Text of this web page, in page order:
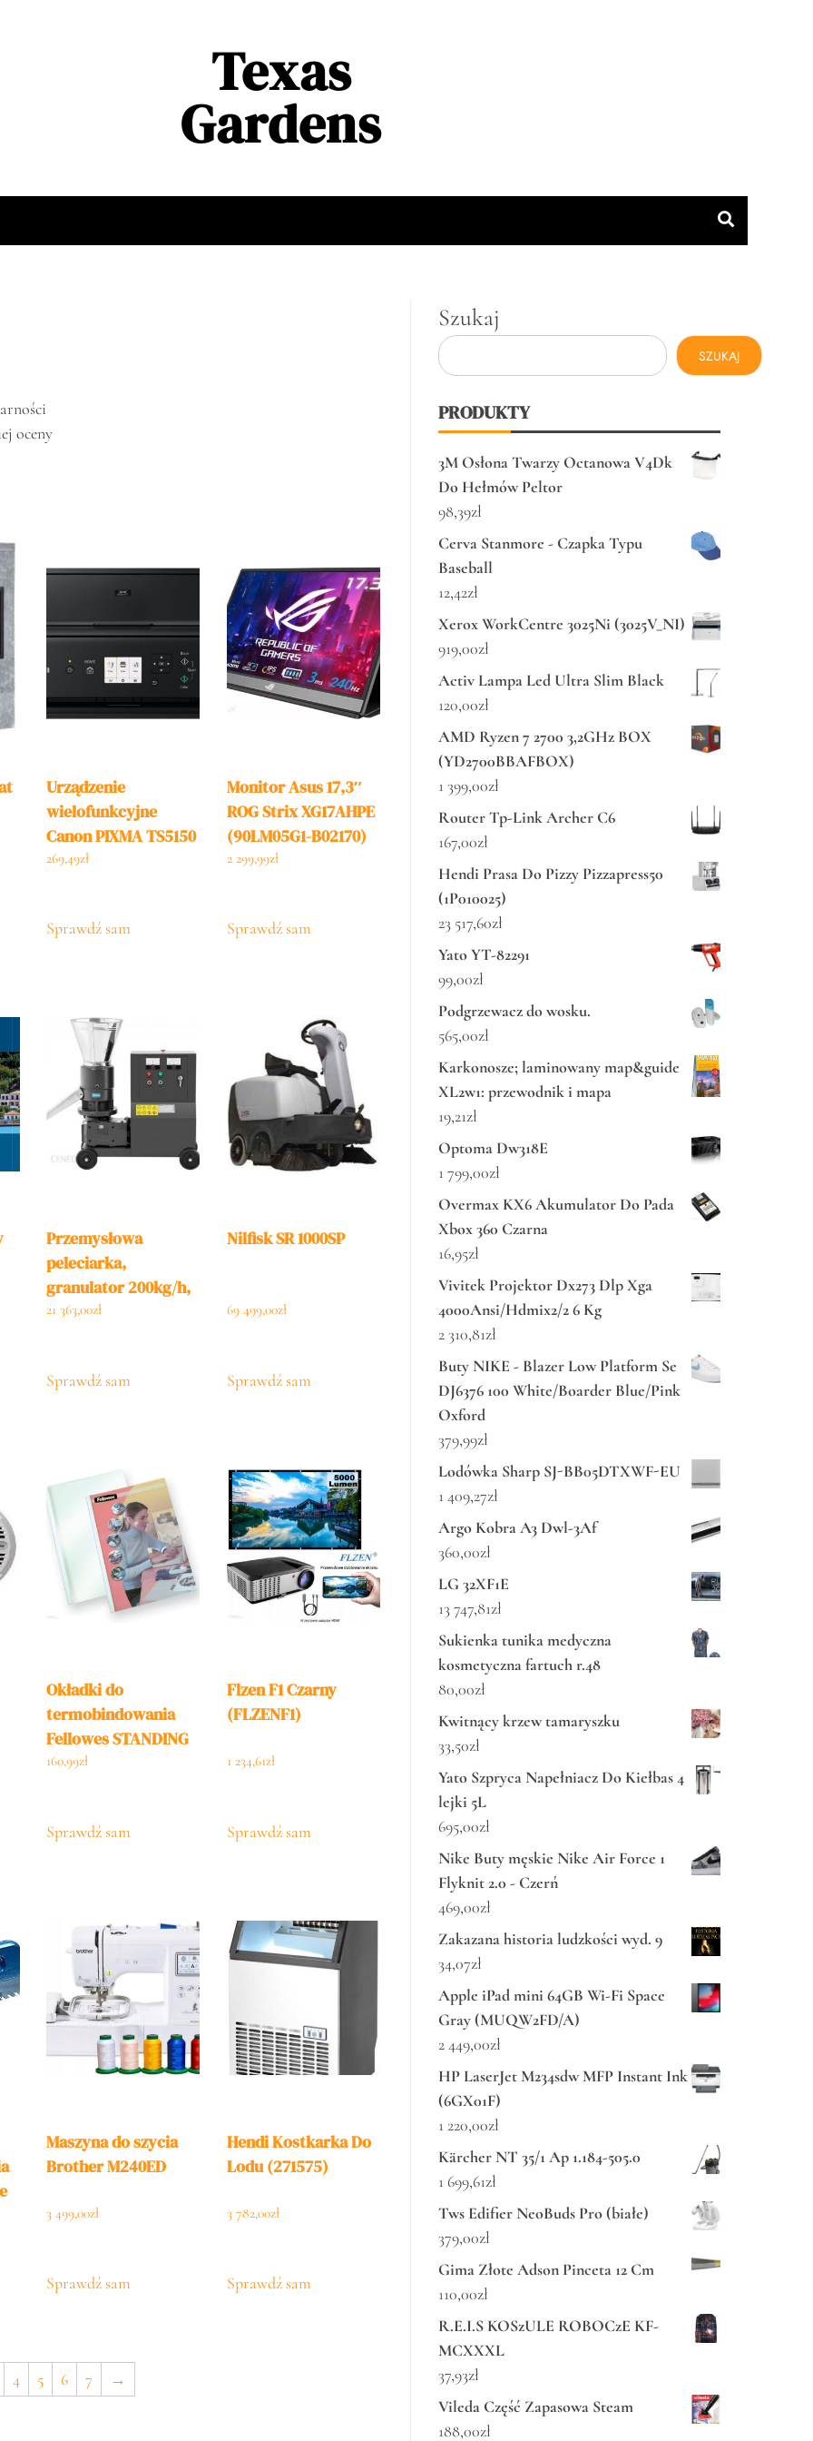
Texas
Gardens
oceny
Urządzenie
wielofunkcyjne
Canon PIXMA TS5150
(2228C006)
269,49zł
Sprawdź sam
Monitor Asus 17,3″
ROG Strix XG17AHPE
(90LM05G1-B02170)
2 299,99zł
Sprawdź sam
Przemysłowa
peleciarka,
granulator 200kg/h,
7,5kW
21 363,00zł
Sprawdź sam
Nilfisk SR 1000SP
69 499,00zł
Sprawdź sam
Okładki do
termobindowania
Fellowes STANDING
– 8 mm (61-80
160,99zł
Sprawdź sam
Flzen F1 Czarny
(FLZENF1)
1 234,61zł
Sprawdź sam
Maszyna do szycia
Brother M240ED
3 499,00zł
Sprawdź sam
Hendi Kostkarka Do
Lodu (271575)
3 782,00zł
Sprawdź sam
4 5 6 7 →
Szukaj
SZUKAJ
PRODUKTY
3M Osłona Twarzy Octanowa V4Dk
Do Hełmów Peltor
98,39zł
Cerva Stanmore - Czapka Typu
Baseball
12,42zł
Xerox WorkCentre 3025Ni (3025V_NI)
919,00zł
Activ Lampa Led Ultra Slim Black
120,00zł
AMD Ryzen 7 2700 3,2GHz BOX
(YD2700BBAFBOX)
1 399,00zł
Router Tp-Link Archer C6
167,00zł
Hendi Prasa Do Pizzy Pizzapress50
(1P010025)
23 517,60zł
Yato YT-82291
99,00zł
Podgrzewacz do wosku.
565,00zł
Karkonosze; laminowany map&guide
XL2w1: przewodnik i mapa
19,21zł
Optoma Dw318E
1 799,00zł
Overmax KX6 Akumulator Do Pada
Xbox 360 Czarna
16,95zł
Vivitek Projektor Dx273 Dlp Xga
4000Ansi/Hdmix2/2 6 Kg
2 310,81zł
Buty NIKE - Blazer Low Platform Se
DJ6376 100 White/Boarder Blue/Pink
Oxford
379,99zł
Lodówka Sharp SJ-BB05DTXWF-EU
1 409,27zł
Argo Kobra A3 Dwl-3Af
360,00zł
LG 32XF1E
13 747,81zł
Sukienka tunika medyczna
kosmetyczna fartuch r.48
80,00zł
Kwitnący krzew tamaryszku
33,50zł
Yato Szpryca Napełniacz Do Kiełbas 4
lejki 5L
695,00zł
Nike Buty męskie Nike Air Force 1
Flyknit 2.0 - Czerń
469,00zł
Zakazana historia ludzkości wyd. 9
34,07zł
Apple iPad mini 64GB Wi-Fi Space
Gray (MUQW2FD/A)
2 449,00zł
HP LaserJet M234sdw MFP Instant Ink
(6GX01F)
1 220,00zł
Kärcher NT 35/1 Ap 1.184-505.0
1 699,61zł
Tws Edifier NeoBuds Pro (białe)
379,00zł
Gima Złote Adson Pinceta 12 Cm
110,00zł
R.E.I.S KOSzULE ROBOCzE KF-
MCXXXL
37,93zł
Vileda Część Zapasowa Steam
188,00zł